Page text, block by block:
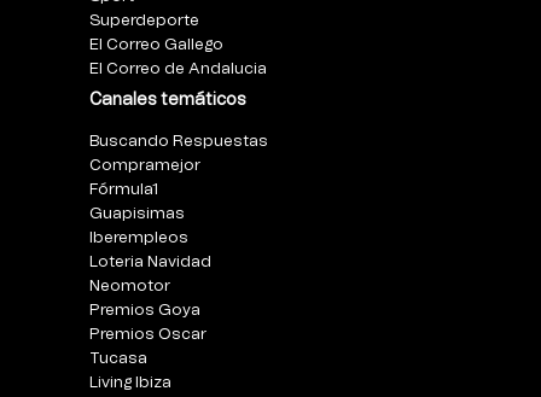
Superdeporte
El Correo Gallego
El Correo de Andalucia
Canales temáticos
Buscando Respuestas
Compramejor
Fórmula1
Guapisimas
Iberempleos
Loteria Navidad
Neomotor
Premios Goya
Premios Oscar
Tucasa
Living Ibiza